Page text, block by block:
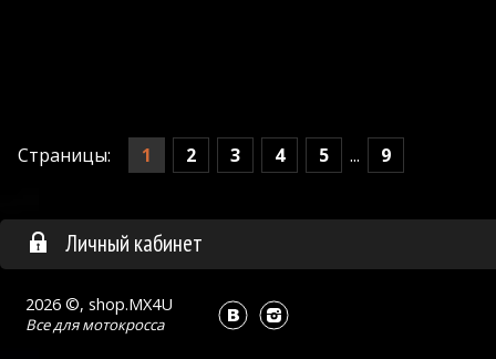
Страницы: 1 2 3 4 5 ... 9
Личный кабинет
2026 ©, shop.MX4U
Все длямотокросса